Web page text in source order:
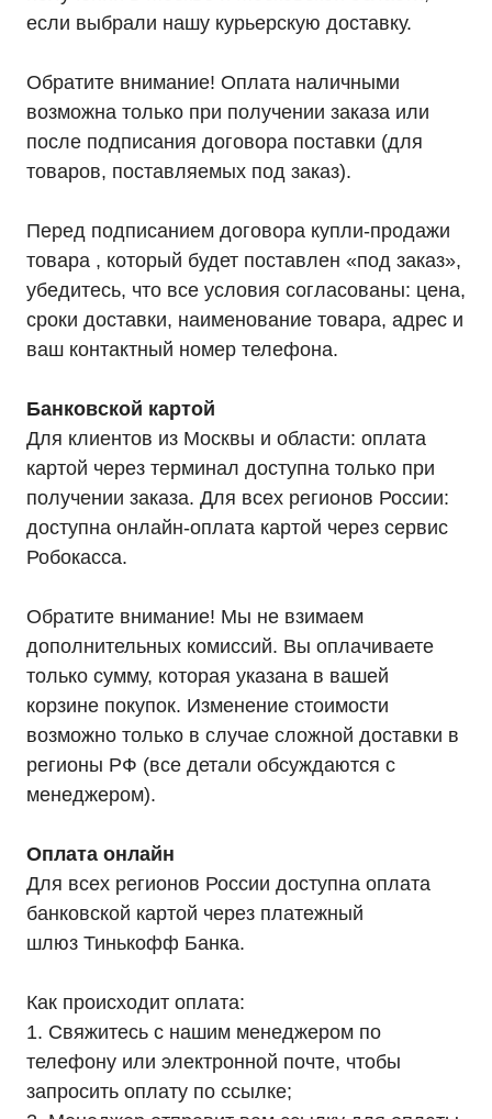
если выбрали нашу курьерскую доставку.
Обратите внимание! Оплата наличными
возможна только при получении заказа или
после подписания договора поставки (для
товаров, поставляемых под заказ).
Перед подписанием договора купли-продажи
товара , который будет поставлен «под заказ»,
убедитесь, что все условия согласованы: цена,
сроки доставки, наименование товара, адрес и
ваш контактный номер телефона.
Банковской картой
Для клиентов из Москвы и области: оплата
картой через терминал доступна только при
получении заказа. Для всех регионов России:
доступна онлайн-оплата картой через сервис
Робокасса.
Обратите внимание! Мы не взимаем
дополнительных комиссий. Вы оплачиваете
только сумму, которая указана в вашей
корзине покупок. Изменение стоимости
возможно только в случае сложной доставки в
регионы РФ (все детали обсуждаются с
менеджером).
Оплата онлайн
Для всех регионов России доступна оплата
банковской картой через платежный
шлюз Тинькофф Банка.
Как происходит оплата:
1. Свяжитесь с нашим менеджером по
телефону или электронной почте, чтобы
запросить оплату по ссылке;
Покупателям
О компании
Доставка
Оплата
Монтаж
Акции
Статьи
Условия оформления заказа
Каталог
Однофазные ИБП
Трехфазные ИБП
ИБП с встроенными АКБ
ИБП Hiden Control
ИБП Hiden Standart
ИБП HIDEN X-SOD (Na+)
Комплекты ИБП для котлов
Решения для предзапуска генераторов
Аккумуляторы для ИБП